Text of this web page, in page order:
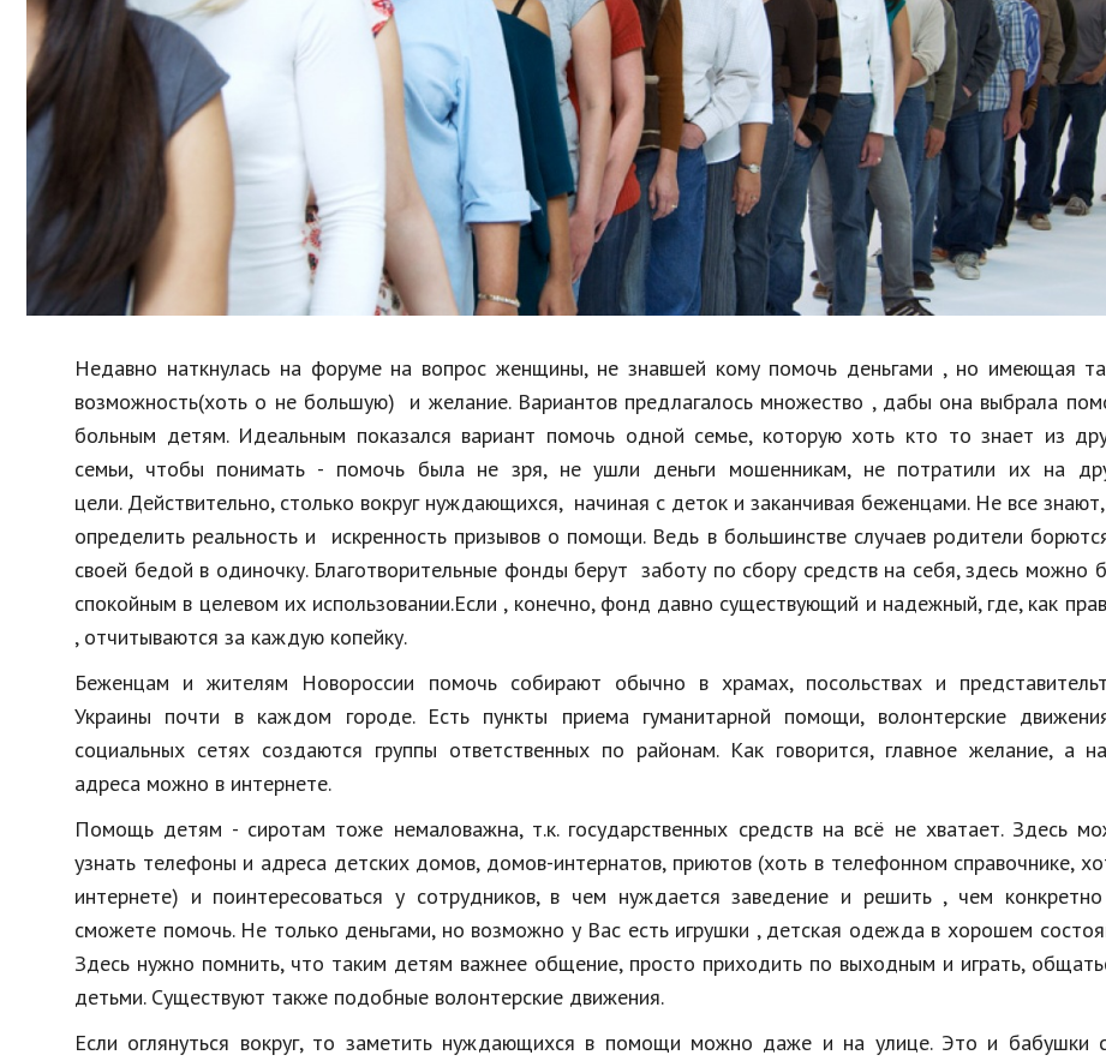
Образование
В мире
Культура
Авто, мото
Спорт
Знаменитости
Недвижимость
Спорт и фитнес
Психология и отношения
Творчество и рукоделие
Разное
Работа и бизнес
Животные
Еда и напитки
Праздники и подарки
Недавно наткнулась на форуме на вопрос женщины, не знавшей кому помочь деньгами , но имеющая
возможность(хоть о не большую) и желание. Вариантов предлагалось множество , дабы она выбрала
больным детям. Идеальным показался вариант помочь одной семье, которую хоть кто то знает из
семьи, чтобы понимать - помочь была не зря, не ушли деньги мошенникам, не потратили их на
цели. Действительно, столько вокруг нуждающихся, начиная с деток и заканчивая беженцами. Не все
определить реальность и искренность призывов о помощи. Ведь в большинстве случаев родители
своей бедой в одиночку. Благотворительные фонды берут заботу по сбору средств на себя, здесь можно
спокойным в целевом их использовании.Если , конечно, фонд давно существующий и надежный, где, как
, отчитываются за каждую копейку.
Беженцам и жителям Новороссии помочь собирают обычно в храмах, посольствах и
Украины почти в каждом городе. Есть пункты приема гуманитарной помощи, волонтерские
социальных сетях создаются группы ответственных по районам. Как говорится, главное желание, а
адреса можно в интернете.
Помощь детям - сиротам тоже немаловажна, т.к. государственных средств на всё не хватает. Здесь
узнать телефоны и адреса детских домов, домов-интернатов, приютов (хоть в телефонном справочнике,
интернете) и поинтересоваться у сотрудников, в чем нуждается заведение и решить , чем
сможете помочь. Не только деньгами, но возможно у Вас есть игрушки , детская одежда в хорошем
Здесь нужно помнить, что таким детям важнее общение, просто приходить по выходным и играть,
детьми. Существуют также подобные волонтерские движения.
Если оглянуться вокруг, то заметить нуждающихся в помощи можно даже и на улице. Это и бабушки